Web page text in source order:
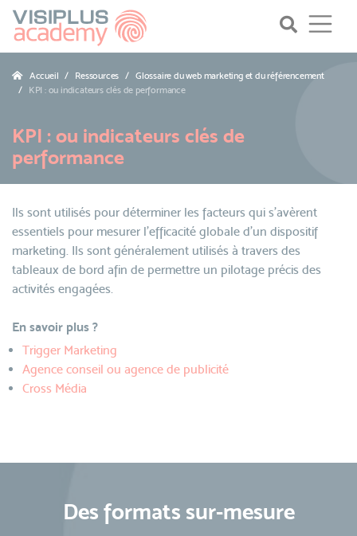
Accueil Ressources
Glossaire du web marketing et du référencement
KPI : ou indicateurs clés de performance
KPI : ou indicateurs clés de
performance
Ils sont utilisés pour déterminer les facteurs qui s’avèrent
essentiels pour mesurer l’efficacité globale d’un dispositif
marketing. Ils sont généralement utilisés à travers des
tableaux de bord afin de permettre un pilotage précis des
activités engagées.
En savoir plus ?
Trigger Marketing
Agence conseil ou agence de publicité
Cross Média
Des formats sur-mesure